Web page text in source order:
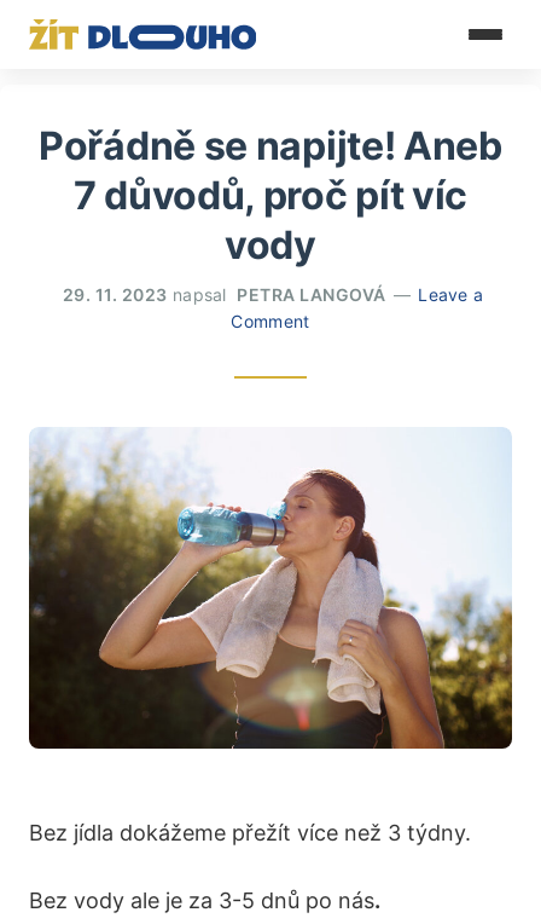
Pořádně se napijte! Aneb
7 důvodů, proč pít víc
vody
29. 11. 2023 napsal PETRA LANGOVÁ
Leave a
Comment
Bez jídla dokážeme přežít více než 3 týdny.
Bez vody ale je za 3-5 dnů po nás.